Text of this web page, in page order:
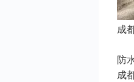
成
防
成